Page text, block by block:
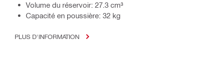
Volume du réservoir: 27.3 cm³
Capacité en poussière: 32 kg
PLUS D'INFORMATION